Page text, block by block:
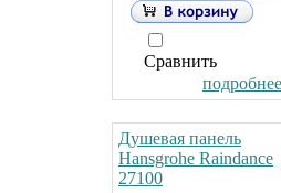
Сравнить
Душевая панель
Hansgrohe Raindance
27100